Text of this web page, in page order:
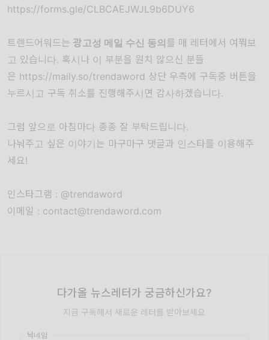
https://forms.gle/CLBCAEJWJL9b6DUY6
트렌드어워드는 광고성 메일 수신 동의를 매 레터에서 여쭤보
고 있습니다. 혹시나 이 부분을 원치 않으신 분들
은 https://maily.so/trendaword 상단 우측에 구독중 버튼을
누르시고 구독 취소를 진행해주시면 감사하겠습니다.
그럼 앞으로 아침마다 종종 잘 부탁드립니다.
나눠주고 싶은 이야기는 마구마구 댓글과 인스타를 이용해주
세요!
인스타그램 : @trendaword
이메일 : contact@trendaword.com
다가올 뉴스레터가 궁금하신가요?
지금 구독해서 새로운 레터를 받아보세요
닉네임